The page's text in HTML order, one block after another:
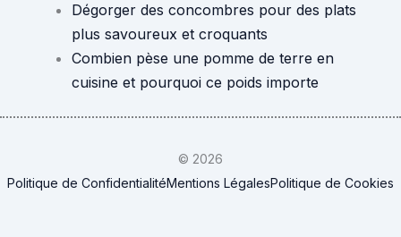
Dégorger des concombres pour des plats
plus savoureux et croquants
Combien pèse une pomme de terre en
cuisine et pourquoi ce poids importe
© 2026
Politique de ConfidentialitéMentions LégalesPolitique de Cookies